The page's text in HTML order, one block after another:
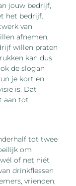
jouw bedrijf,
het bedrijf.
van
afnemen,
willen praten
kan dus
de slogan
je kort en
is. Dat
aan tot
tot twee
om
of net niét
drinkflessen
vrienden,